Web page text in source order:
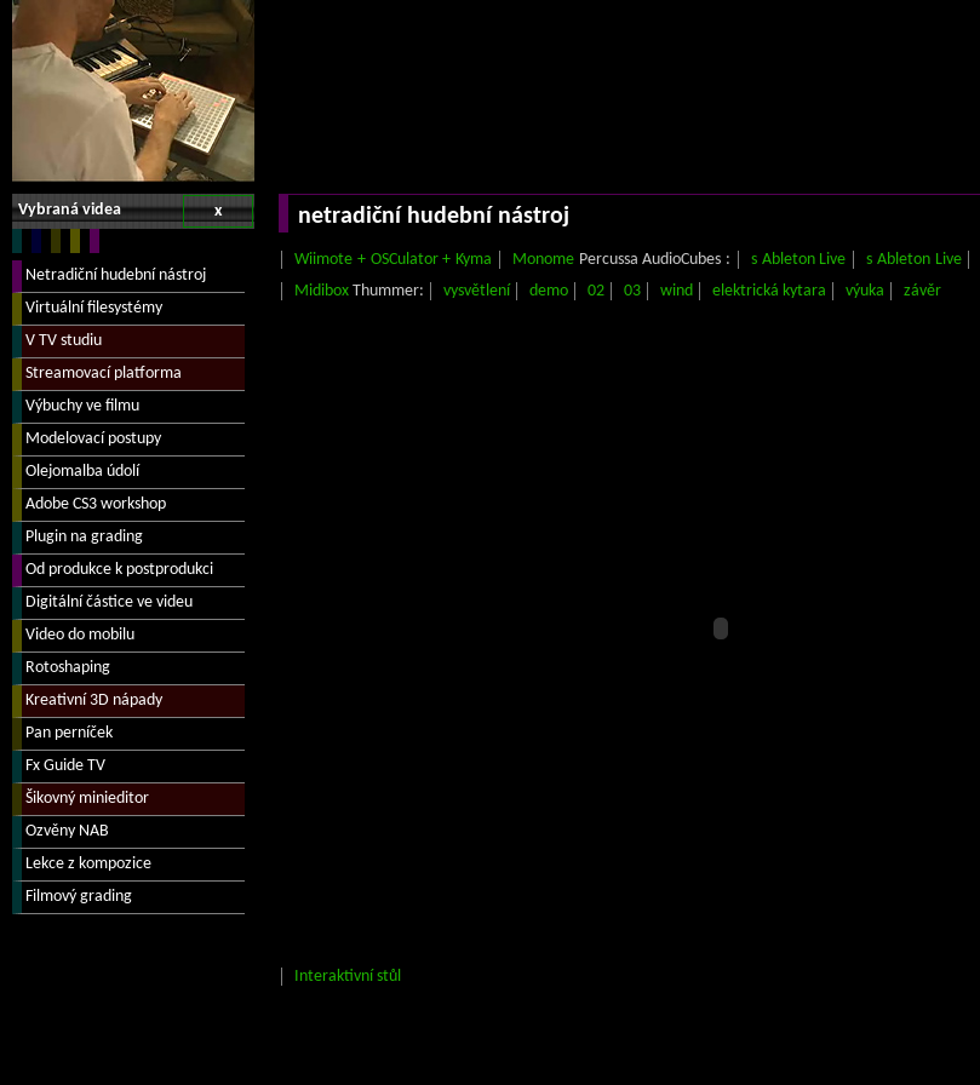
x
Vybraná videa netradiční hudební nástroj
Wiimote + OSCulator + Kyma MonomePercussa AudioCubes : s Ableton Live s Ableton Live
Midibox Thummer: vysvětlení demo 02 03 wind elektrická kytara výuka závěr
Interaktivní stůl